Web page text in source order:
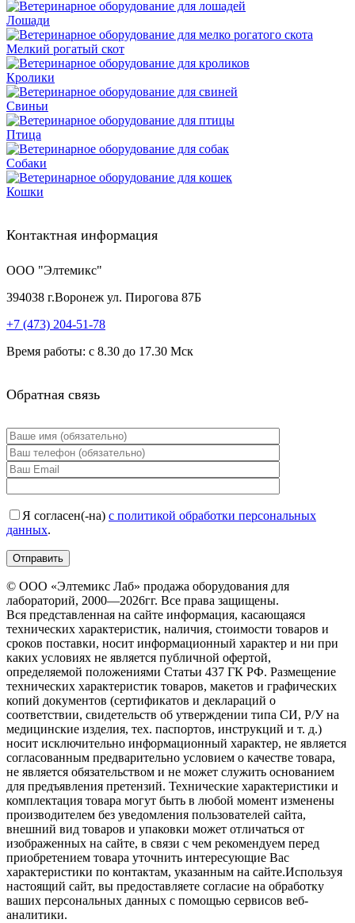
Лошади
Мелкий рогатый скот
Кролики
Свиньи
Птица
Собаки
Кошки
Контактная информация
ООО "Элтемикс"
394038 г.Воронеж ул. Пирогова 87Б
+7 (473) 204-51-78
Время работы: с 8.30 до 17.30 Мск
Обратная связь
Я согласен(-на) с политикой обработки персональных
данных.
© ООО «Элтемикс Лаб» продажа оборудования для
лабораторий, 2000—2026гг. Все права защищены.
Вся представленная на сайте информация, касающаяся
технических характеристик, наличия, стоимости товаров и
сроков поставки, носит информационный характер и ни при
каких условиях не является публичной офертой,
определяемой положениями Статьи 437 ГК РФ. Размещение
технических характеристик товаров, макетов и графических
копий документов (сертификатов и деклараций о
соответствии, свидетельств об утверждении типа СИ, Р/У на
медицинские изделия, тех. паспортов, инструкций и т. д.)
носит исключительно информационный характер, не является
согласованным предварительно условием о качестве товара,
не является обязательством и не может служить основанием
для предъявления претензий. Технические характеристики и
комплектация товара могут быть в любой момент изменены
производителем без уведомления пользователей сайта,
внешний вид товаров и упаковки может отличаться от
изображенных на сайте, в связи с чем рекомендуем перед
приобретением товара уточнить интересующие Вас
характеристики по контактам, указанным на сайте.Используя
настоящий сайт, вы предоставляете согласие на обработку
ваших персональных данных с помощью сервисов веб-
аналитики.